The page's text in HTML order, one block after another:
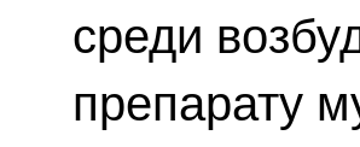
среди
препарату